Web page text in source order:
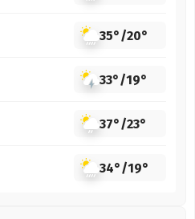
35°/20°
33°/19°
37°/23°
34°/19°